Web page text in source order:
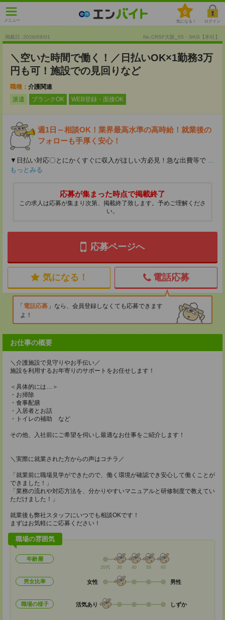
メニュー
0
気になる！ ログイン
掲載日 :2026/08/01 No.CRSF大阪_55・SKG【本社】
＼空いた時間で働く！／日払いOK×1勤務3万
円も可！施設での見回りなど
職種： 介護関連
派遣
ブランクOK WEB登録・面接OK
週1日～相談OK！業界最高水準の高時給！就業後の
フォローも手厚く安心！
▼日払い対応〇とにかくすぐに収入がほしい方必見！急な出費等で ...
もっとみる
応募が集まった時点で掲載終了
この求人は応募が集まり次第、掲載終了致します。予めご理解くださ
い。
応募ページへ
気になる！ 電話応募
電話応募
なら、会員登録しなくても応募できます
よ！
お仕事の概要
＼介護施設で見守りやお手伝い／
施設を利用するお年寄りのサポートをお任せします！
＜具体的には…＞
・お掃除
・食事配膳
・入居者とお話
・トイレの補助 など
その他、入社前にご希望を伺いし最適なお仕事をご紹介します！
＼実際に就業された方からの声はコチラ／
「就業前に職場見学ができたので、働く環境が確認でき安心して働くことが
できました！」
「業務の流れや対応方法を、分かりやすいマニュアルと研修制度で教えてい
ただけました！」
就業後も弊社スタッフにいつでも相談OKです！
まずはお気軽にご応募ください！
職場の雰囲気
年齢層
20代 30 40 50 60
男女比率 女性 男性
職場の様子 活気あり しずか